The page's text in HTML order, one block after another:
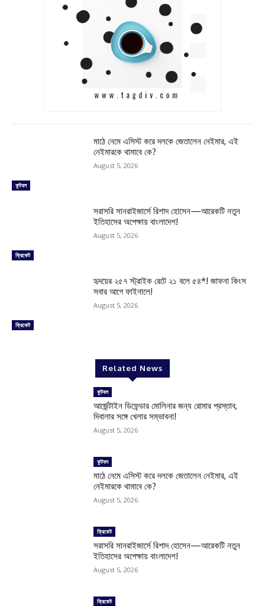
ফুটবল
মাঠে নেমে এসিস্ট করে দলকে জেতালেন নেইমার, এই
নেইমারকে থামাবে কে?
August 5, 2026
ক্রিকেট
সরাসরি সানরাইজার্সে রিশাদ হোসেন—আরেকটি নতুন
ইতিহাসের অপেক্ষায় বাংলাদেশ!
August 5, 2026
ক্রিকেট
হৃদয়ের ২৫৭ স্ট্রাইক রেটে ২১ বলে ৫৪*! জাফনা কিংস
সবার আগে ফাইনালে!
August 5, 2026
Related News
ফুটবল
আর্জেন্টাইন ডিফেন্ডার মোলিনার জন্য রোমার প্রস্তাব,
দিবালার সঙ্গে খেলার সম্ভাবনা!
August 5, 2026
ফুটবল
মাঠে নেমে এসিস্ট করে দলকে জেতালেন নেইমার, এই
নেইমারকে থামাবে কে?
August 5, 2026
ক্রিকেট
সরাসরি সানরাইজার্সে রিশাদ হোসেন—আরেকটি নতুন
ইতিহাসের অপেক্ষায় বাংলাদেশ!
August 5, 2026
ক্রিকেট